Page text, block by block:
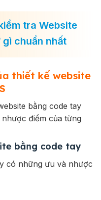
tra Website
chuẩn nhất
thiết kế website
bằng code tay
điểm của từng
bằng code tay
có những ưu và nhược